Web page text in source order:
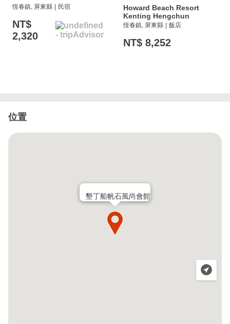
恆春鎮, 屏東縣 | 民宿
NT$
2,320
Howard Beach Resort
Kenting Hengchun
恆春鎮, 屏東縣 | 飯店
NT$ 8,252
位置
墾丁船帆石風尚會館